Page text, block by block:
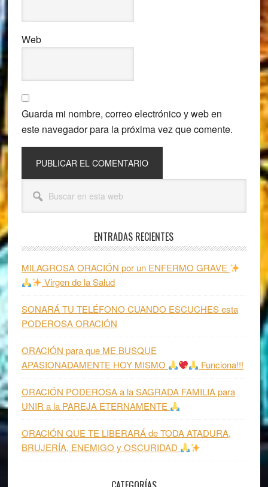
Web
Guarda mi nombre, correo electrónico y web en
este navegador para la próxima vez que comente.
Barra
lateral
esta
ENTRADAS RECIENTES
MILAGROSA ORACIÓN por un ENFERMO GRAVE
Virgen de la Salud
SONARÁ TU TELÉFONO CUANDO ESCUCHES esta
PODEROSA ORACIÓN
ORACIÓN para que ME BUSQUE
APASIONADAMENTE HOY MISMO
Funciona!!!
ORACIÓN PODEROSA a la SAGRADA FAMILIA para
UNIR a la PAREJA ETERNAMENTE
ORACIÓN QUE TE LIBERARÁ de TODA ATADURA,
BRUJERÍA, ENEMIGO y OSCURIDAD